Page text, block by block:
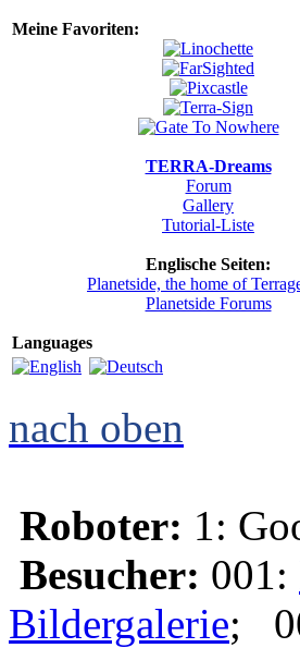
Meine Favoriten:
TERRA-Dreams
Forum
Gallery
Tutorial-Liste
Englische Seiten:
Planetside, the home of
Planetside Forums
Languages
nach oben
Roboter: 1:
Besucher: 001:
Bildergalerie;